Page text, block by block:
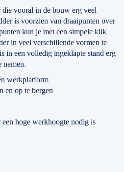
vooral in de bouw erg veel
is voorzien van draaipunten over
kun je met een simpele klik
in veel verschillende vormen te
in een volledig ingeklapte stand erg
nemen.
werkplatform
en op te bergen
hoge werkhoogte nodig is